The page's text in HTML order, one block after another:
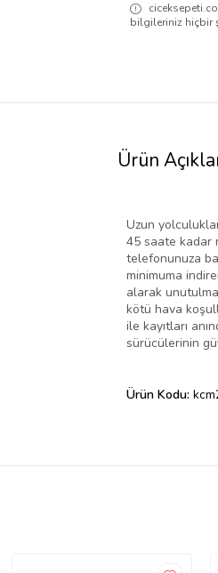
bilgileriniz hiçbir
Ürün
Uzun
45 saate kadar
telefonunuza
minimuma
alarak
kötü hava
ile kayıtları
sürücülerinin
Ürün Kodu: